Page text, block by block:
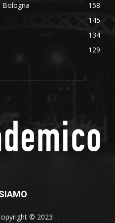
Bologna
158
145
134
129
© 2023